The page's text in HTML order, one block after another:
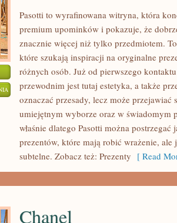
PREZENTY
(ZRÓB
SAM)
Pasotti to wyrafinowana witryna, która
premium upominków i pokazuje, że
znacznie więcej niż tylko przedmiotem.
które szukają inspiracji na oryginalne
różnych osób. Już od pierwszego
przewodnim jest tutaj estetyka, a także
oznaczać przesady, lecz może przejawiać
umiejętnym wyborze oraz w świadomym
właśnie dlatego Pasotti można
prezentów, które mają robić wrażenie, ale
subtelne. Zobacz też: Prezenty [ Read
Chanel